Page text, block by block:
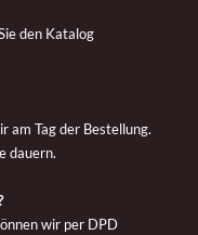
den Katalog
am Tag der Bestellung.
dauern.
wir per DPD